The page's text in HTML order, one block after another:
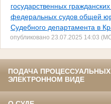
государственных
федеральных судов общей
Судебного департамента в
опубликовано 23.07.2025 14:03
ПОДАЧА
ЭЛЕКТРОННОМ ВИДЕ